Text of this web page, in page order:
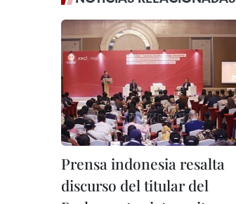
Prensa indonesia resalta
discurso del titular del